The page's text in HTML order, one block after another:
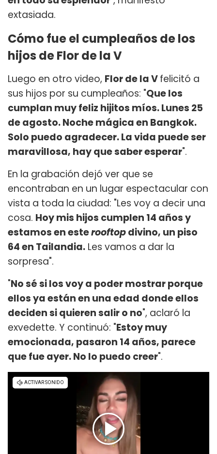
extasiada.
Cómo fue el cumpleaños de los
hijos de Flor de la V
Luego en otro video, Flor de la Vfelicitó a
sus hijos por su cumpleaños: "Que los
cumplan muy feliz hijitos míos. Lunes 25
de agosto. Noche mágica en Bangkok.
Solo puedo agradecer. La vida puede ser
maravillosa, hay que saber esperar".
En la grabación dejó ver que se
encontraban en un lugar espectacular con
vista a toda la ciudad: "Les voy a decir una
cosa. Hoy mis hijos cumplen 14 años y
estamos en esterooftopdivino, un piso
64 en Tailandia. Les vamos a dar la
sorpresa".
"No sé si los voy a poder mostrar porque
ellos ya están en una edad donde ellos
deciden si quieren salir o no", aclaró la
exvedette. Y continuó: "Estoy muy
emocionada, pasaron 14 años, parece
que fue ayer. No lo puedo creer".